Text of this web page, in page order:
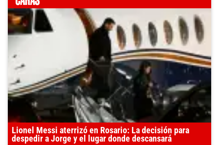
Lionel Messi aterrizó en Rosario: La decisión para
despedir a Jorge y el lugar donde descansará